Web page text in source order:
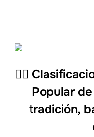
🏃‍♂️
Popular
tradición,